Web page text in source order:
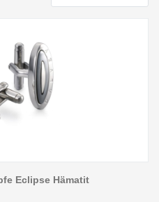
Eclipse Hämatit